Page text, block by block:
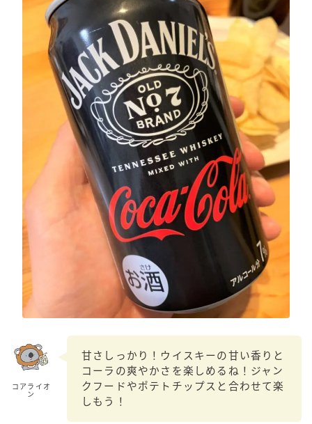
ジムビームハイボール
GREEN1/2（グリーンハーフ）
鏡月焼酎ハイ
アサヒ
贅沢搾り
樽ハイ倶楽部
ザ・レモンクラフト
ザ・カクテルクラフト
Slat(すらっと）
クリアクーラー
FRUITZER (フルーツァー）
濃いめのレモンサワー
三ツ星グレフルサワー
99.99（フォーナイン）
レモン・ザ・リッチ
男梅サワー
キレートレモンサワー
愛のスコールホワイトサワー
コアライオ
ン
甘さしっかり！ウイスキーの甘い香りと
コーラの爽やかさを楽しめるね！ジャン
クフードやポテトチップスと合わせて楽
しもう！